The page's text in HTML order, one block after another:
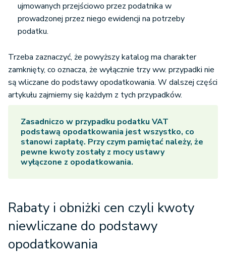
ujmowanych przejściowo przez podatnika w
prowadzonej przez niego ewidencji na potrzeby
podatku.
Trzeba zaznaczyć, że powyższy katalog ma charakter
zamknięty, co oznacza, że wyłącznie trzy ww. przypadki nie
są wliczane do podstawy opodatkowania. W dalszej części
artykułu zajmiemy się każdym z tych przypadków.
Zasadniczo w przypadku podatku VAT
podstawą opodatkowania jest wszystko, co
stanowi zapłatę. Przy czym pamiętać należy, że
pewne kwoty zostały z mocy ustawy
wyłączone z opodatkowania.
Rabaty i obniżki cen czyli kwoty
niewliczane do podstawy
opodatkowania